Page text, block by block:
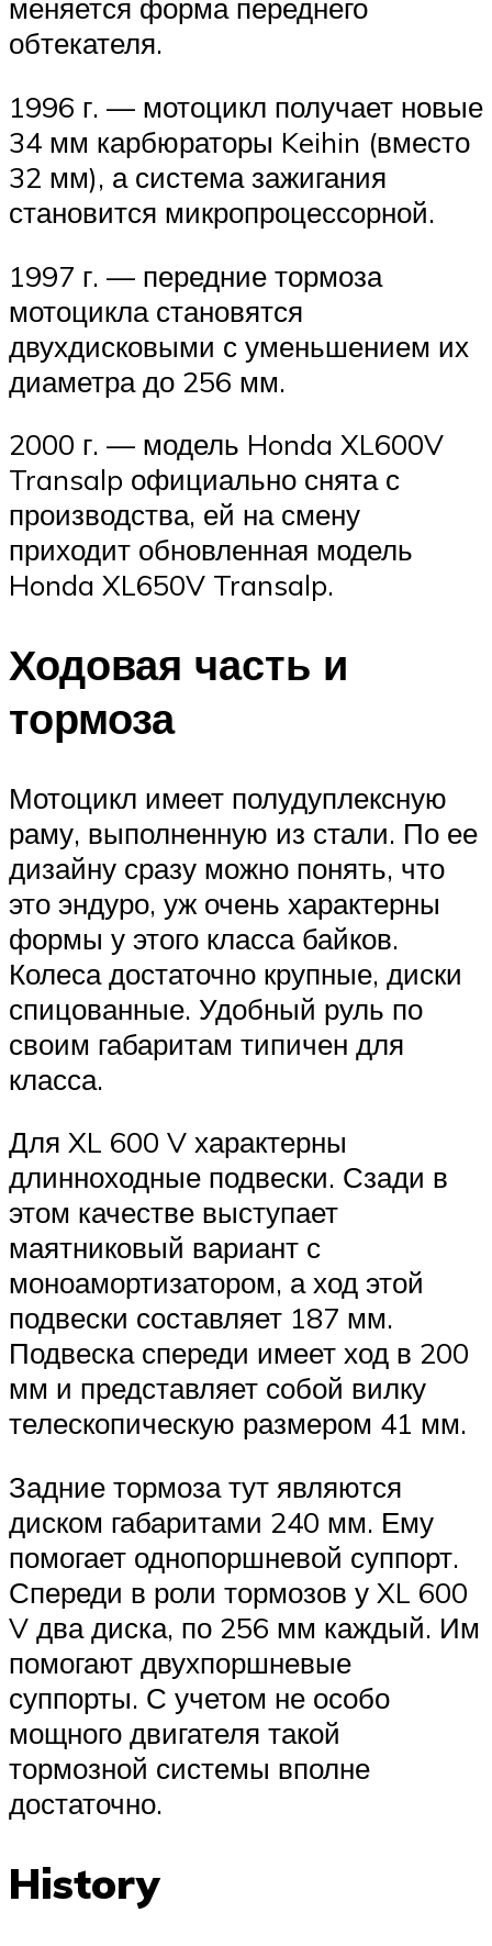
меняется форма переднего
обтекателя.
1996 г. — мотоцикл получает новые
34 мм карбюраторы Keihin (вместо
32 мм), а система зажигания
становится микропроцессорной.
1997 г. — передние тормоза
мотоцикла становятся
двухдисковыми с уменьшением их
диаметра до 256 мм.
2000 г. — модель Honda XL600V
Transalp официально снята с
производства, ей на смену
приходит обновленная модель
Honda XL650V Transalp.
Ходовая часть и
тормоза
Мотоцикл имеет полудуплексную
раму, выполненную из стали. По ее
дизайну сразу можно понять, что
это эндуро, уж очень характерны
формы у этого класса байков.
Колеса достаточно крупные, диски
спицованные. Удобный руль по
своим габаритам типичен для
класса.
Для XL 600 V характерны
длинноходные подвески. Сзади в
этом качестве выступает
маятниковый вариант с
моноамортизатором, а ход этой
подвески составляет 187 мм.
Подвеска спереди имеет ход в 200
мм и представляет собой вилку
телескопическую размером 41 мм.
Задние тормоза тут являются
диском габаритами 240 мм. Ему
помогает однопоршневой суппорт.
Спереди в роли тормозов у XL 600
V два диска, по 256 мм каждый. Им
помогают двухпоршневые
суппорты. С учетом не особо
мощного двигателя такой
тормозной системы вполне
достаточно.
History